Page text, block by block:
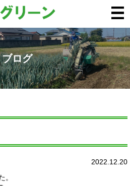
ブログ
2022.12.20
。